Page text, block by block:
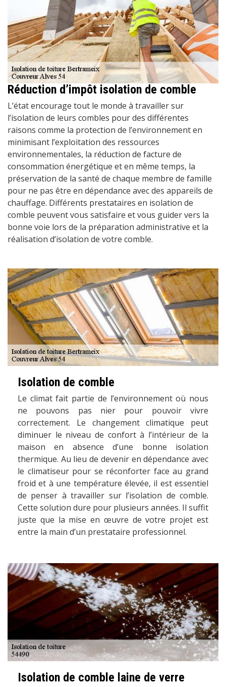
Réduction d’impôt isolation de comble
L’état encourage tout le monde à travailler sur
l’isolation de leurs combles pour des différentes
raisons comme la protection de l’environnement en
minimisant l’exploitation des ressources
environnementales, la réduction de facture de
consommation énergétique et en même temps, la
préservation de la santé de chaque membre de famille
pour ne pas être en dépendance avec des appareils de
chauffage. Différents prestataires en isolation de
comble peuvent vous satisfaire et vous guider vers la
bonne voie lors de la préparation administrative et la
réalisation d’isolation de votre comble.
Isolation de comble
Le climat fait partie de l’environnement où nous
ne pouvons pas nier pour pouvoir vivre
correctement. Le changement climatique peut
diminuer le niveau de confort à l’intérieur de la
maison en absence d’une bonne isolation
thermique. Au lieu de devenir en dépendance avec
le climatiseur pour se réconforter face au grand
froid et à une température élevée, il est essentiel
de penser à travailler sur l’isolation de comble.
Cette solution dure pour plusieurs années. Il suffit
juste que la mise en œuvre de votre projet est
entre la main d’un prestataire professionnel.
Isolation de comble laine de verre